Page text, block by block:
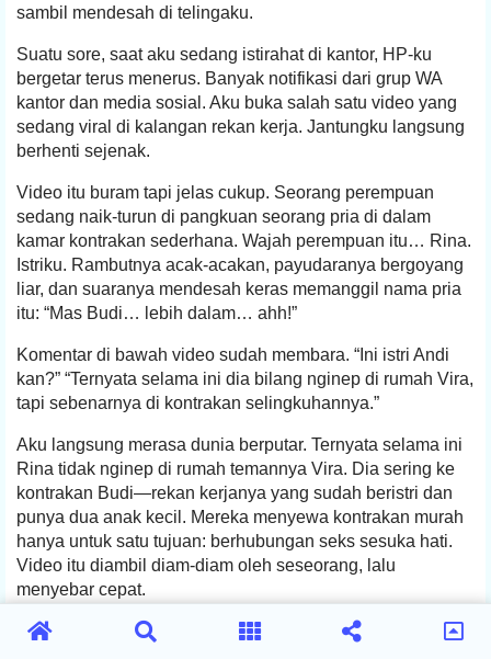
sambil mendesah di telingaku.
Suatu sore, saat aku sedang istirahat di kantor, HP-ku
bergetar terus menerus. Banyak notifikasi dari grup WA
kantor dan media sosial. Aku buka salah satu video yang
sedang viral di kalangan rekan kerja. Jantungku langsung
berhenti sejenak.
Video itu buram tapi jelas cukup. Seorang perempuan
sedang naik-turun di pangkuan seorang pria di dalam
kamar kontrakan sederhana. Wajah perempuan itu… Rina.
Istriku. Rambutnya acak-acakan, payudaranya bergoyang
liar, dan suaranya mendesah keras memanggil nama pria
itu: “Mas Budi… lebih dalam… ahh!”
Komentar di bawah video sudah membara. “Ini istri Andi
kan?” “Ternyata selama ini dia bilang nginep di rumah Vira,
tapi sebenarnya di kontrakan selingkuhannya.”
Aku langsung merasa dunia berputar. Ternyata selama ini
Rina tidak nginep di rumah temannya Vira. Dia sering ke
kontrakan Budi—rekan kerjanya yang sudah beristri dan
punya dua anak kecil. Mereka menyewa kontrakan murah
hanya untuk satu tujuan: berhubungan seks sesuka hati.
Video itu diambil diam-diam oleh seseorang, lalu
menyebar cepat.
Aku tidak bisa diam. Dengan bantuan teman kerja dekatku